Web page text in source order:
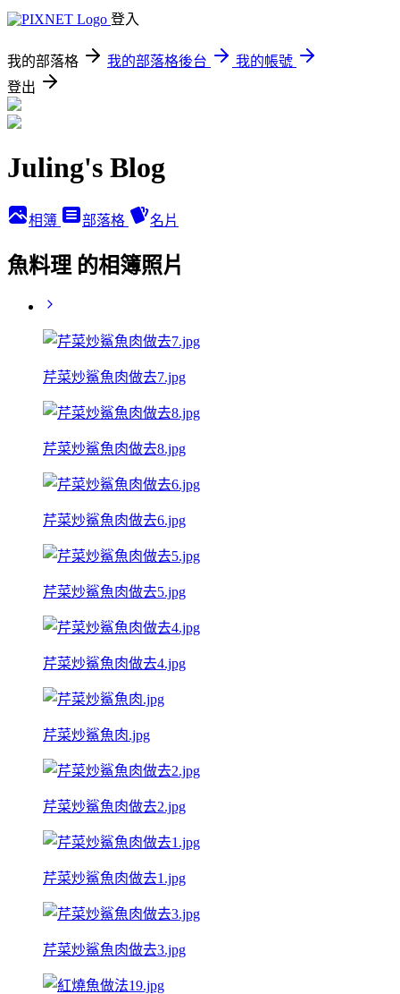
登入
我的部落格 我的部落格後台
我的帳號
登出
Juling's Blog
相簿 部落格 名片
魚料理 的相簿照片
芹菜炒鯊魚肉做去7.jpg
芹菜炒鯊魚肉做去8.jpg
芹菜炒鯊魚肉做去6.jpg
芹菜炒鯊魚肉做去5.jpg
芹菜炒鯊魚肉做去4.jpg
芹菜炒鯊魚肉.jpg
芹菜炒鯊魚肉做去2.jpg
芹菜炒鯊魚肉做去1.jpg
芹菜炒鯊魚肉做去3.jpg